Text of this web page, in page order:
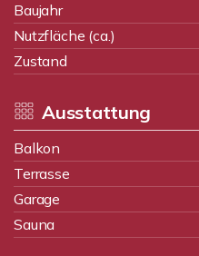
Baujahr
Nutzfläche (ca.)
Zustand
Ausstattung
Balkon
Terrasse
Garage
Sauna